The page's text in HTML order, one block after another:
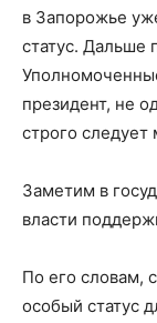
в Запорожье
статус. Дальше
президент, не
строго следует
Заметим в
власти
По его словам,
особый статус